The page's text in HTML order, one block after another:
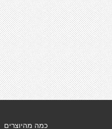
כמה מהיוצרים